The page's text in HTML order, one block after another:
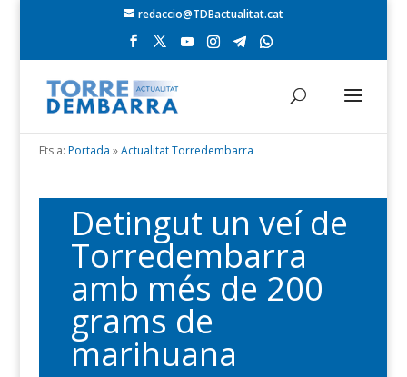
redaccio@TDBactualitat.cat
Ets a: Portada »Actualitat Torredembarra
Detingut un veí de
Torredembarra
amb més de 200
grams de
marihuana